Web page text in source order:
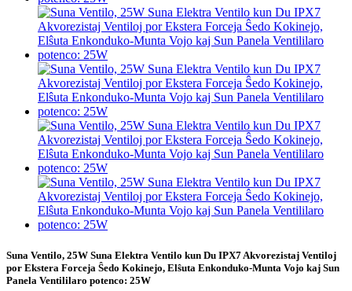
Suna Ventilo, 25W Suna Elektra Ventilo kun Du IPX7 Akvorezistaj Ventiloj
por Ekstera Forceja Ŝedo Kokinejo, Elŝuta Enkonduko-Munta Vojo kaj Sun
Panela Ventililaro potenco: 25W